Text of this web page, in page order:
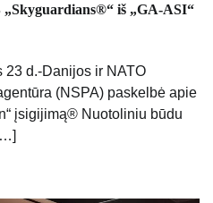
iš „GA-ASI“
23 d.-Danijos ir NATO
(NSPA) paskelbė apie
įsigijimą® Nuotoliniu būdu